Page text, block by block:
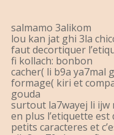
salmamo 3alikom
lou kan jat ghi 3la
faut decortiquer
fi kollach: bonbon
cacher( li b9a ya7mal
formage( kiri et
gouda
surtout la7wayej li ijw
en plus l’etiquette
petits caracteres et